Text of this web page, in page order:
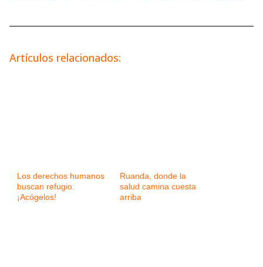
Artículos relacionados:
Los derechos humanos
buscan refugio.
¡Acógelos!
Ruanda, donde la
salud camina cuesta
arriba